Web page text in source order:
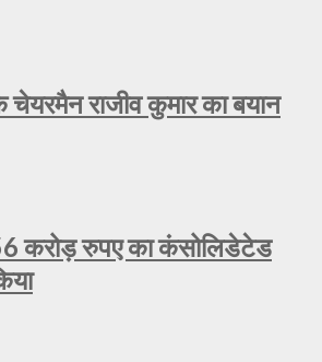
राजीव कुमार का बयान
करोड़ रुपए का कंसोलिडेटेड